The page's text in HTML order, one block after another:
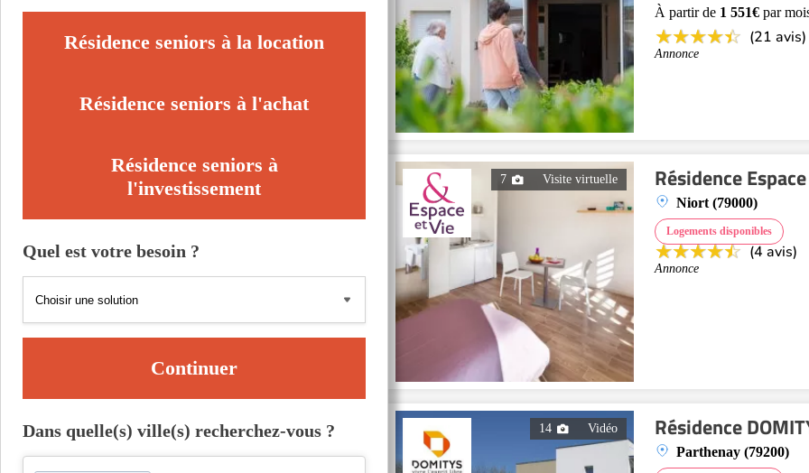
À partir de 1 551€ par
(21 avis)
Annonce
7 Visite virtuelle Résidence
Niort (79000)
Logements disponibles
(4 avis)
Annonce
14 Vidéo Résidence
Parthenay (79200)
Résidence seniors à la location
Résidence seniors à l'achat
Résidence seniors à
l'investissement
Quel est votre besoin ?
Continuer
Dans quelle(s) ville(s) recherchez-vous ?